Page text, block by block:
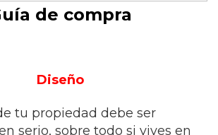
de compra
Diseño
tu propiedad debe ser
serio, sobre todo si vives en